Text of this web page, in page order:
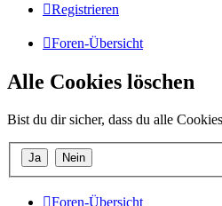
Registrieren
Foren-Übersicht
Alle Cookies löschen
Bist du dir sicher, dass du alle
Foren-Übersicht